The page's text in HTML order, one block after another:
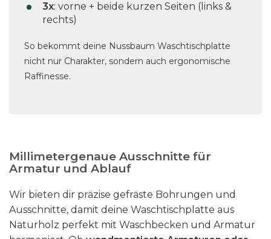
3x: vorne + beide kurzen Seiten (links &
rechts)
So bekommt deine Nussbaum Waschtischplatte
nicht nur Charakter, sondern auch ergonomische
Raffinesse.
Millimetergenaue Ausschnitte für
Armatur und Ablauf
Wir bieten dir präzise gefräste Bohrungen und
Ausschnitte, damit deine Waschtischplatte aus
Naturholz perfekt mit Waschbecken und Armatur